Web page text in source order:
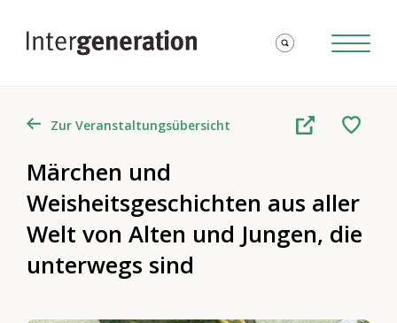
Zur Veranstaltungsübersicht
Märchen und
Weisheitsgeschichten aus aller
Welt von Alten und Jungen, die
unterwegs sind